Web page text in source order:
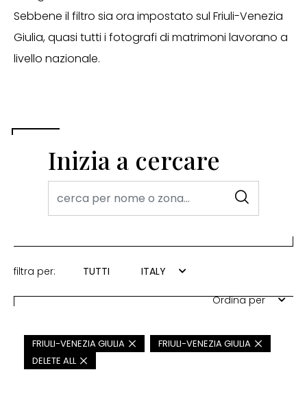
Sebbene il filtro sia ora impostato sul Friuli-Venezia
Giulia, quasi tutti i fotografi di matrimoni lavorano a
livello nazionale.
Inizia a cercare
filtra per: TUTTI ITALY
Ordina per
FRIULI-VENEZIA GIULIA
FRIULI-VENEZIA GIULIA
DELETE ALL